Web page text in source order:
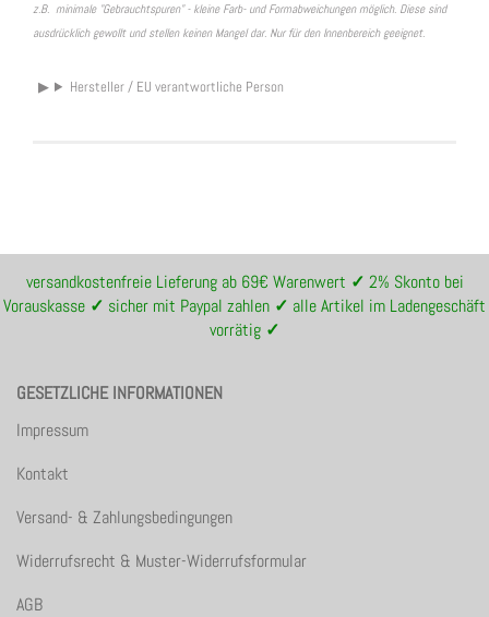
z.B. minimale "Gebrauchtspuren" - kleine Farb- und Formabweichungen möglich. Diese sind
ausdrücklich gewollt und stellen keinen Mangel dar. Nur für den Innenbereich geeignet.
Hersteller / EU verantwortliche Person
versandkostenfreie Lieferung ab 69€ Warenwert ✓ 2% Skonto bei
Vorauskasse ✓ sicher mit Paypal zahlen ✓ alle Artikel im Ladengeschäft
vorrätig ✓
GESETZLICHE INFORMATIONEN
Impressum
Kontakt
Versand- & Zahlungsbedingungen
Widerrufsrecht & Muster-Widerrufsformular
AGB